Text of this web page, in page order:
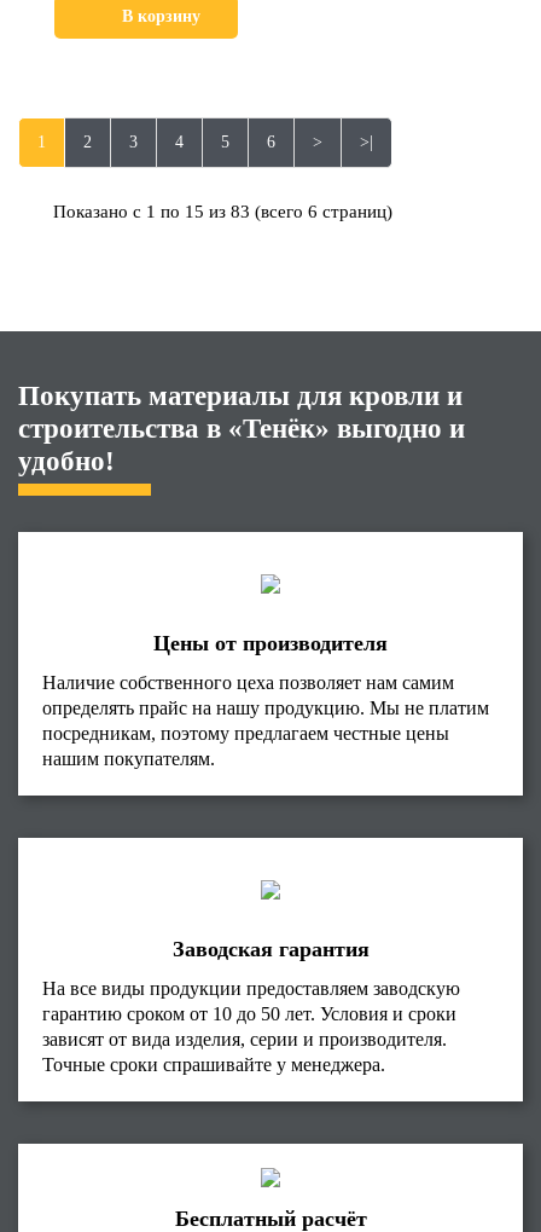
В корзину
1 2 3 4 5 6 > >|
Показано с 1 по 15 из 83 (всего 6 страниц)
Покупать материалы для кровли и
строительства в «Тенёк» выгодно и
удобно!
Цены от производителя
Наличие собственного цеха позволяет нам самим
определять прайс на нашу продукцию. Мы не платим
посредникам, поэтому предлагаем честные цены
нашим покупателям.
Заводская гарантия
На все виды продукции предоставляем заводскую
гарантию сроком от 10 до 50 лет. Условия и сроки
зависят от вида изделия, серии и производителя.
Точные сроки спрашивайте у менеджера.
Бесплатный расчёт